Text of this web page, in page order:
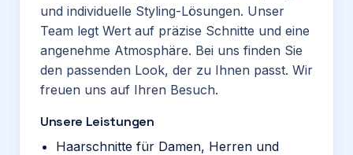
und individuelle Styling-Lösungen. Unser
Team legt Wert auf präzise Schnitte und eine
angenehme Atmosphäre. Bei uns finden Sie
den passenden Look, der zu Ihnen passt. Wir
freuen uns auf Ihren Besuch.
Unsere Leistungen
Haarschnitte für Damen, Herren und